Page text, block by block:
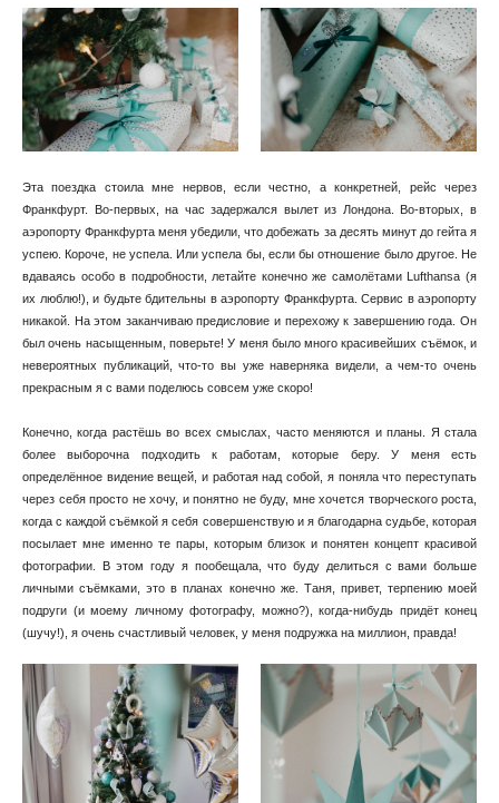
Эта поездка стоила мне нервов, если честно, а конкретней, рейс через
Франкфурт. Во-первых, на час задержался вылет из Лондона. Во-вторых, в
аэропорту Франкфурта меня убедили, что добежать за десять минут до гейта я
успею. Короче, не успела. Или успела бы, если бы отношение было другое. Не
вдаваясь особо в подробности, летайте конечно же самолётами Lufthansa (я
их люблю!), и будьте бдительны в аэропорту Франкфурта. Сервис в аэропорту
никакой. На этом заканчиваю предисловие и перехожу к завершению года. Он
был очень насыщенным, поверьте! У меня было много красивейших съёмок, и
невероятных публикаций, что-то вы уже наверняка видели, а чем-то очень
прекрасным я с вами поделюсь совсем уже скоро!
Конечно, когда растёшь во всех смыслах, часто меняются и планы. Я стала
более выборочна подходить к работам, которые беру. У меня есть
определённое видение вещей, и работая над собой, я поняла что переступать
через себя просто не хочу, и понятно не буду, мне хочется творческого роста,
когда с каждой съёмкой я себя совершенствую и я благодарна судьбе, которая
посылает мне именно те пары, которым близок и понятен концепт красивой
фотографии. В этом году я пообещала, что буду делиться с вами больше
личными съёмками, это в планах конечно же. Таня, привет, терпению моей
подруги (и моему личному фотографу, можно?), когда-нибудь придёт конец
(шучу!), я очень счастливый человек, у меня подружка на миллион, правда!